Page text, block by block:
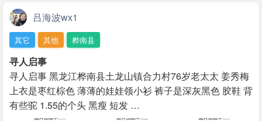
吕海波wx1
其它 其他 桦南县
寻人启事
寻人启事 黑龙江桦南县土龙山镇合力村76岁老太太 姜秀梅
上衣是枣红棕色 薄薄的娃娃领小衫 裤子是深灰黑色 胶鞋 背
有些驼 1.55的个头 黑瘦 短发 …